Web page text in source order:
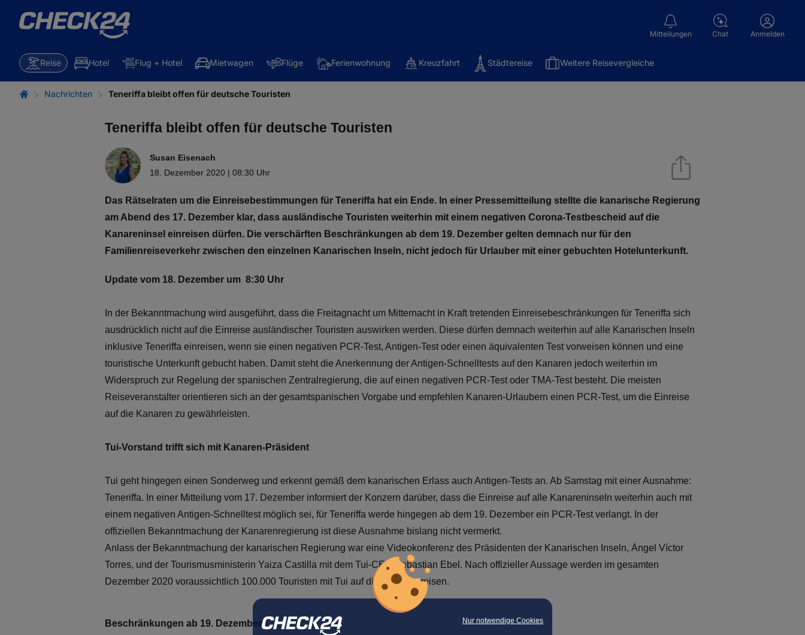
Nur notwendige Cookies
Mitteilungen Chat Anmelden
Reise Hotel Flug + Hotel Mietwagen Flüge Ferienwohnung Kreuzfahrt Städtereise Weitere Reisevergleiche
Nachrichten Teneriffa bleibt offen für deutsche Touristen
Teneriffa bleibt offen für deutsche Touristen
Susan Eisenach
18. Dezember 2020 | 08:30 Uhr
Das Rätselraten um die Einreisebestimmungen für Teneriffa hat ein Ende. In einer Pressemitteilung stellte die kanarische Regierung
am Abend des 17. Dezember klar, dass ausländische Touristen weiterhin mit einem negativen Corona-Testbescheid auf die
Kanareninsel einreisen dürfen. Die verschärften Beschränkungen ab dem 19. Dezember gelten demnach nur für den
Familienreiseverkehr zwischen den einzelnen Kanarischen Inseln, nicht jedoch für Urlauber mit einer gebuchten Hotelunterkunft.
Update vom 18. Dezember um 8:30 Uhr
In der Bekanntmachung wird ausgeführt, dass die Freitagnacht um Mitternacht in Kraft tretenden Einreisebeschränkungen für Teneriffa sich
ausdrücklich nicht auf die Einreise ausländischer Touristen auswirken werden. Diese dürfen demnach weiterhin auf alle Kanarischen Inseln
inklusive Teneriffa einreisen, wenn sie einen negativen PCR-Test, Antigen-Test oder einen äquivalenten Test vorweisen können und eine
touristische Unterkunft gebucht haben. Damit steht die Anerkennung der Antigen-Schnelltests auf den Kanaren jedoch weiterhin im
Widerspruch zur Regelung der spanischen Zentralregierung, die auf einen negativen PCR-Test oder TMA-Test besteht. Die meisten
Reiseveranstalter orientieren sich an der gesamtspanischen Vorgabe und empfehlen Kanaren-Urlaubern einen PCR-Test, um die Einreise
auf die Kanaren zu gewährleisten.
Tui-Vorstand trifft sich mit Kanaren-Präsident
Tui geht hingegen einen Sonderweg und erkennt gemäß dem kanarischen Erlass auch Antigen-Tests an. Ab Samstag mit einer Ausnahme:
Teneriffa. In einer Mitteilung vom 17. Dezember informiert der Konzern darüber, dass die Einreise auf alle Kanareninseln weiterhin auch mit
einem negativen Antigen-Schnelltest möglich sei, für Teneriffa werde hingegen ab dem 19. Dezember ein PCR-Test verlangt. In der
offiziellen Bekanntmachung der Kanarenregierung ist diese Ausnahme bislang nicht vermerkt.
Anlass der Bekanntmachung der kanarischen Regierung war eine Videokonferenz des Präsidenten der Kanarischen Inseln, Ángel Víctor
Torres, und der Tourismusministerin Yaiza Castilla mit dem Tui-CEO Sebastian Ebel. Nach offizieller Aussage werden im gesamten
Dezember 2020 voraussichtlich 100.000 Touristen mit Tui auf die Kanaren reisen.
Beschränkungen ab 19. Dezember